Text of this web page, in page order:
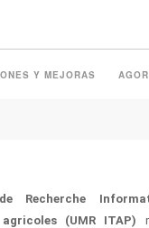
Y MEJORAS
Recherche
(UMR ITAP)